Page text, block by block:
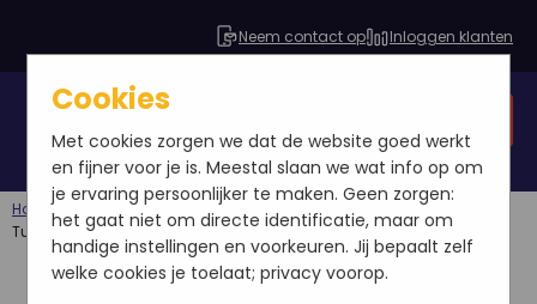
Neem contact op Inloggen klanten
Home
Webmasters
Turbo-charge je website met deze tips & trucs!
Cookies
Met cookies zorgen we dat de website goed werkt
en fijner voor je is. Meestal slaan we wat info op om
je ervaring persoonlijker te maken. Geen zorgen:
het gaat niet om directe identificatie, maar om
handige instellingen en voorkeuren. Jij bepaalt zelf
welke cookies je toelaat; privacy voorop.